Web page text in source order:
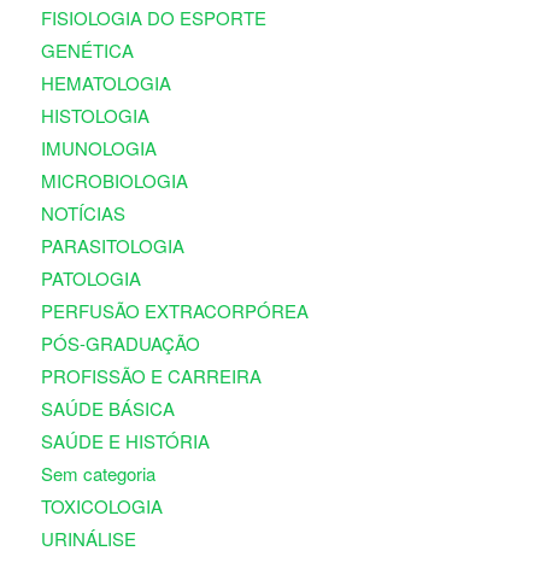
FISIOLOGIA DO ESPORTE
GENÉTICA
HEMATOLOGIA
HISTOLOGIA
IMUNOLOGIA
MICROBIOLOGIA
NOTÍCIAS
PARASITOLOGIA
PATOLOGIA
PERFUSÃO EXTRACORPÓREA
PÓS-GRADUAÇÃO
PROFISSÃO E CARREIRA
SAÚDE BÁSICA
SAÚDE E HISTÓRIA
Sem categoria
TOXICOLOGIA
URINÁLISE